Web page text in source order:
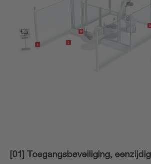
[01] Toegangsbeveiliging, eenzijdig